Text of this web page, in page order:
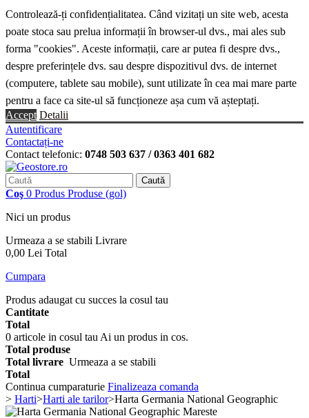
Controlează-ți confidențialitatea. Când vizitați un site web, acesta
poate stoca sau prelua informații în browser-ul dvs., mai ales sub
forma "cookies". Aceste informații, care ar putea fi despre dvs.,
despre preferințele dvs. sau despre dispozitivul dvs. de internet
(computere, tablete sau mobile), sunt utilizate în cea mai mare parte
pentru a face ca site-ul să funcționeze așa cum vă așteptați.
Accept Detalii
Autentificare
Contactați-ne
Contact telefonic: 0748 503 637 / 0363 401 682
Caută
Coş 0 Produs Produse (gol)
Nici un produs
Urmeaza a se stabili Livrare
0,00 Lei Total
Cumpara
Produs adaugat cu succes la cosul tau
Cantitate
Total
0 articole in cosul tau Ai un produs in cos.
Total produse
Total livrare Urmeaza a se stabili
Total
Continua cumparaturie Finalizeaza comanda
> Harti>Harti ale tarilor>Harta Germania National Geographic
Mareste